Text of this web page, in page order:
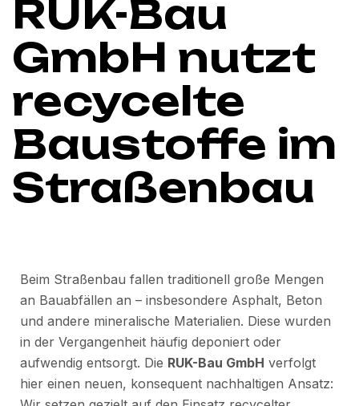
RUK-Bau
GmbH nutzt
recycelte
Baustoffe im
Straßenbau
Beim Straßenbau fallen traditionell große Mengen
an Bauabfällen an – insbesondere Asphalt, Beton
und andere mineralische Materialien. Diese wurden
in der Vergangenheit häufig deponiert oder
aufwendig entsorgt. Die RUK-Bau GmbH verfolgt
hier einen neuen, konsequent nachhaltigen Ansatz: